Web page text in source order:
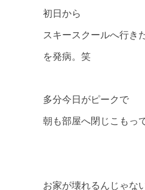
初日から
スキースクールへ行き
を発病。笑
多分今日がピークで
朝も部屋へ閉じこもっ
お家が壊れるんじゃな